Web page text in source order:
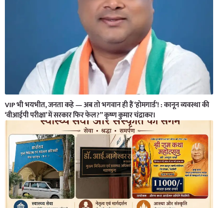
VIP भी भयभीत, जनता कहे — अब तो भगवान ही हैं ‘होमगार्ड’! : कानून व्यवस्था की
‘वीआईपी परीक्षा’ में सरकार फिर फेल?” कृष्ण कुमार चंद्राकर।